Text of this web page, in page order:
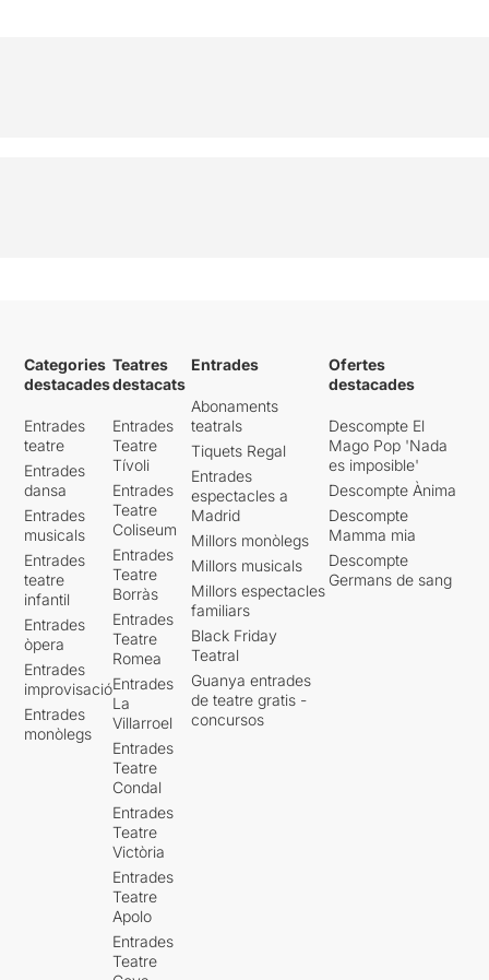
Categories
destacades
Entrades
teatre
Entrades
dansa
Entrades
musicals
Entrades
teatre
infantil
Entrades
òpera
Entrades
improvisació
Entrades
monòlegs
Teatres
destacats
Entrades
Teatre
Tívoli
Entrades
Teatre
Coliseum
Entrades
Teatre
Borràs
Entrades
Teatre
Romea
Entrades
La
Villarroel
Entrades
Teatre
Condal
Entrades
Teatre
Victòria
Entrades
Teatre
Apolo
Entrades
Teatre
Entrades
Abonaments
teatrals
Tiquets Regal
Entrades
espectacles a
Madrid
Millors monòlegs
Millors musicals
Millors espectacles
familiars
Black Friday
Teatral
Guanya entrades
de teatre gratis -
concursos
Ofertes
destacades
Descompte El
Mago Pop 'Nada
es imposible'
Descompte Ànima
Descompte
Mamma mia
Descompte
Germans de sang